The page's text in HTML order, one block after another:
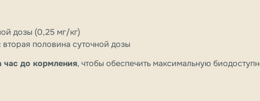
дозы (0,25 мг/кг)
вторая половина суточной дозы
час до кормления, чтобы обеспечить максимальную